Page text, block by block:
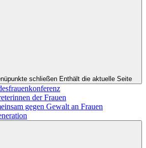
schließen Enthält die aktuelle Seite
der Frauen
gegen Gewalt an Frauen